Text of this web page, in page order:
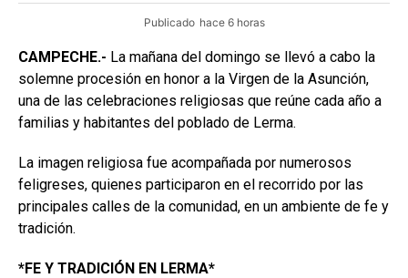
Publicado hace 6 horas
CAMPECHE.- La mañana del domingo se llevó a cabo la
solemne procesión en honor a la Virgen de la Asunción,
una de las celebraciones religiosas que reúne cada año a
familias y habitantes del poblado de Lerma.
La imagen religiosa fue acompañada por numerosos
feligreses, quienes participaron en el recorrido por las
principales calles de la comunidad, en un ambiente de fe y
tradición.
*FE Y TRADICIÓN EN LERMA*